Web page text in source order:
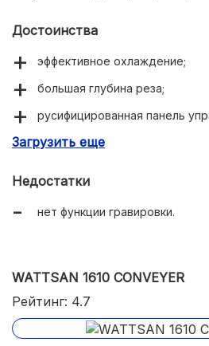
Достоинства
эффективное охлаждение;
большая глубина реза;
русифицированная панель
питание от бытовой сети.
Загрузить еще
Недостатки
нет функции гравировки.
WATTSAN 1610 СONVEYER
Рейтинг: 4.7